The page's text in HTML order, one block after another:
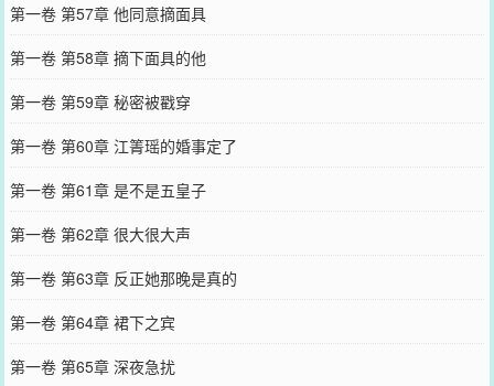
第一卷 第57章 他同意摘面具
第一卷 第58章 摘下面具的他
第一卷 第59章 秘密被戳穿
第一卷 第60章 江箐瑶的婚事定了
第一卷 第61章 是不是五皇子
第一卷 第62章 很大很大声
第一卷 第63章 反正她那晚是真的
第一卷 第64章 裙下之宾
第一卷 第65章 深夜急扰